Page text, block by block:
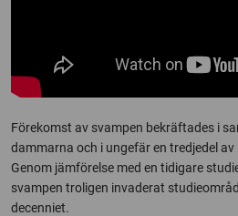
Förekomst av svampen bekräftades i
dammarna och i ungefär en tredjedel
Genom jämförelse med en tidigare
svampen troligen invaderat
decenniet.